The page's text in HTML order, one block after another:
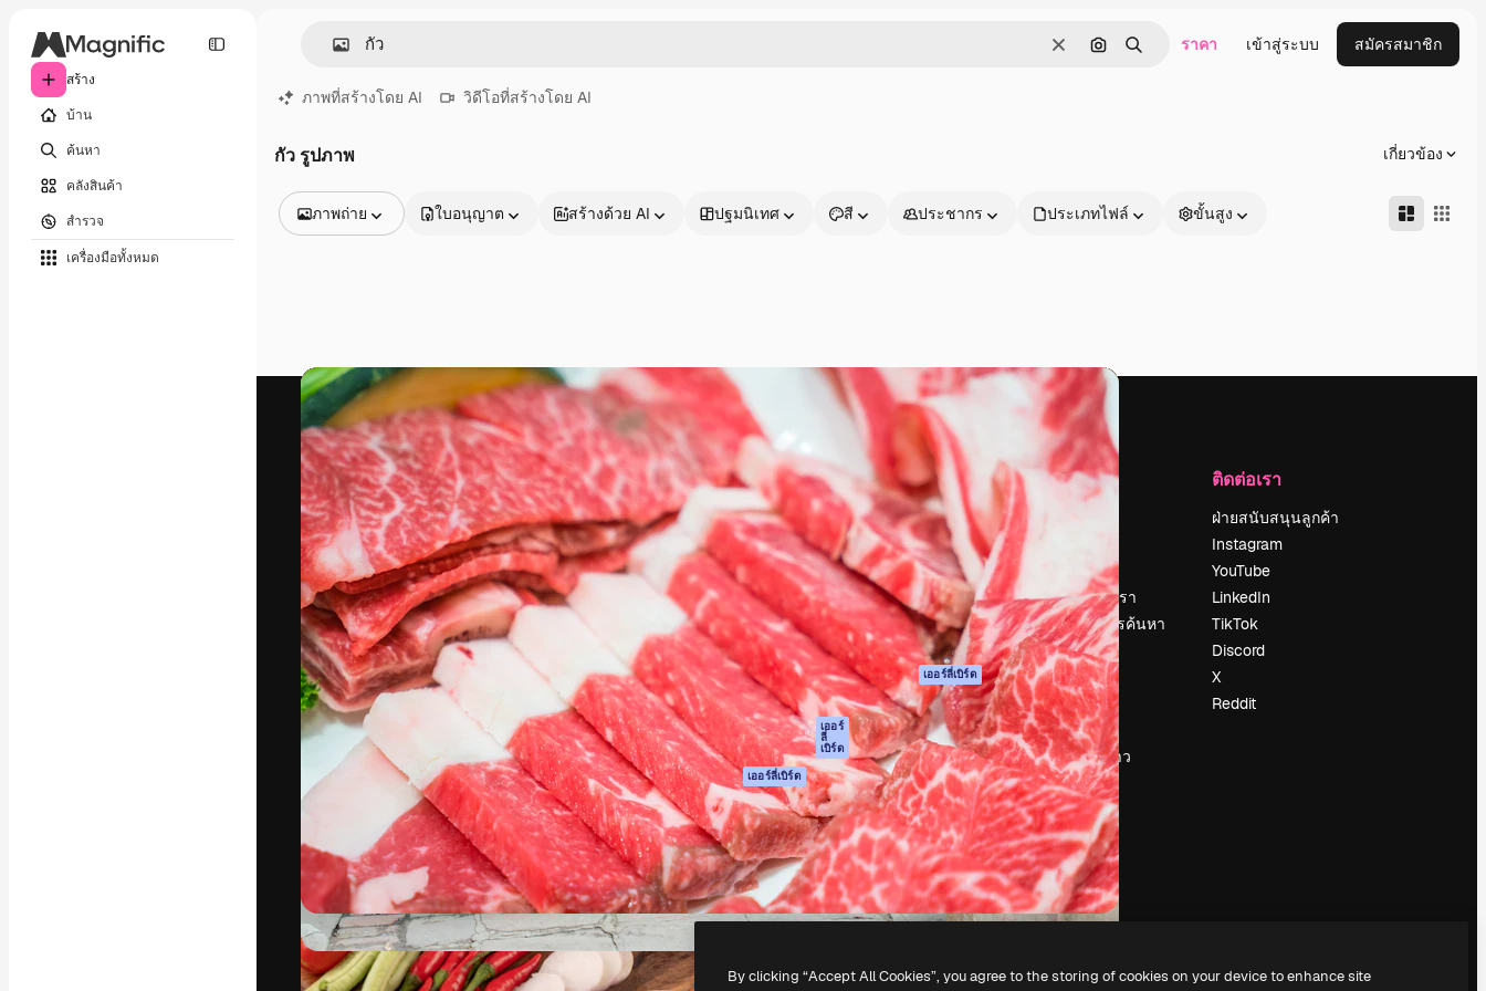
สร้าง
บ้าน
ค้นหา
คลังสินค้า
สำรวจ
เครื่องมือทั้งหมด
ชัดเจนค้นหาตามรูปภาพ
ค้นหา ราคา เข้าสู่ระบบ สมัครสมาชิก
ภาพที่สร้างโดย AI วิดีโอที่สร้างโดย AI
กัว รูปภาพ เกี่ยวข้อง
ภาพถ่าย
วิดีโอ
คลิปวิดีโอ
โมชั่นกราฟิก
เทมเพลตวิดีโอ
ไอคอน
แบบจำลอง 3 มิติ
แบบอักษร
ใบอนุญาต สร้างด้วย AI ปฐมนิเทศ สี ประชากร ประเภทไฟล์ ขั้นสูง
แพลตฟอร์มสร้างสรรค์เพื่อผลักดันผลงานที่ดี
ที่สุดของคุณ ผู้ใช้งานกว่า 1 ล้านราย
ครอบคลุมทั้งครีเอทีฟ, บริษัท, เอเจนซี และสตูดิ
โอ
ภาษาไทย
ผลิตภัณฑ์
Spaces
ผู้ช่วย AI
เครื่องมือสร้าง
รูปภาพด้วย AI
เครื่องมือสร้างวิดีโอ
ด้วย AI
เครื่องกำเนิดเสียง AI
สต็อกเนื้อหา
MCP สำหรับ
Claude/ChatGPT
เออร์
ลี่
เบิร์ด
Agents เออร์ลี่เบิร์ด
เอพีไอ
แอปมือถือ
เครื่องมือ Magnific
ทั้งหมด
เริ่มต้นใช้งาน
Academy
เอกสาร
การสนับสนุน
เงื่อนไขการใช้งาน
นโยบายความเป็น
ส่วนตัว
ต้นฉบับ เออร์ลี่เบิร์ด
นโยบายคุกกี้
ศูนย์ความน่าเชื่อถือ
พันธมิตร
ธุรกิจ
บริษัท
เกี่ยวกับเรา
ร่วมงานกับเรา
แนวโน้มการค้นหา
บล็อก
กิจกรรม
Slidesgo
ขายเนื้อหา
ห้องแถลงข่าว
กำลังมองหา
magnific.ai
ติดต่อเรา
ฝ่ายสนับสนุนลูกค้า
Instagram
YouTube
LinkedIn
TikTok
Discord
X
Reddit
Copyright © 2010- Freepik Company S.L.U.
By clicking “Accept All Cookies”, you agree to the storing of cookies on your device to enhance site